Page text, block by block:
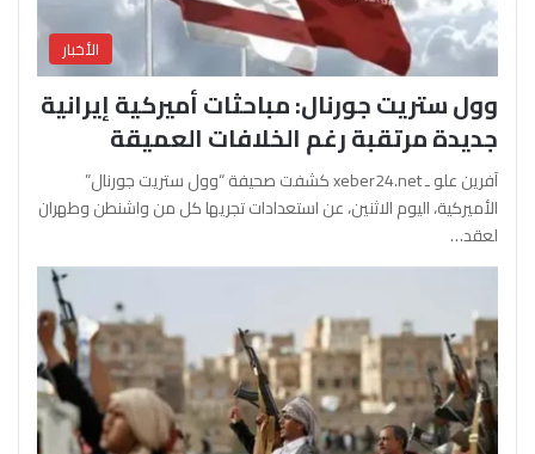
الأخبار
وول ستريت جورنال: مباحثات أميركية إيرانية
جديدة مرتقبة رغم الخلافات العميقة
آفرين علو ـ xeber24.net كشفت صحيفة “وول ستريت جورنال”
الأميركية، اليوم الاثنين، عن استعدادات تجريها كل من واشنطن وطهران
لعقد…